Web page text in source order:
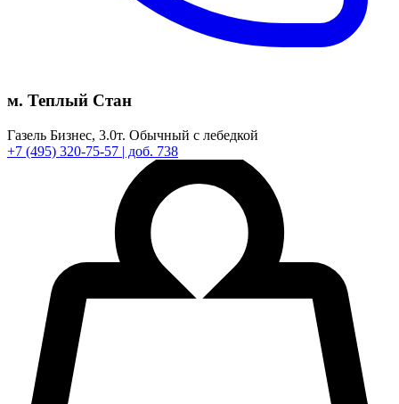
м. Теплый Стан
Газель Бизнес, 3.0т. Обычный с лебедкой
+7 (495) 320-75-57 | доб. 738